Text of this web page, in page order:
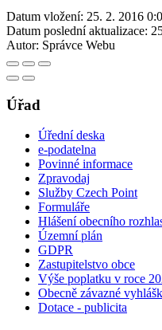
Datum vložení: 25. 2. 2016
Datum poslední aktualizace:
Autor: Správce Webu
Úřad
Úřední deska
e-podatelna
Povinné informace
Zpravodaj
Služby Czech Point
Formuláře
Hlášení obecního
Územní plán
GDPR
Zastupitelstvo obce
Výše poplatku v roce
Obecně závazné
Dotace - publicita